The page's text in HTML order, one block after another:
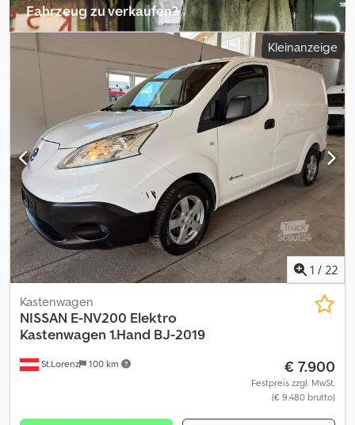
Fahrzeug zu verkaufen?
Inserat erstellen Kleinanzeige
1 / 22
St.Lorenz 100 km
Kastenwagen
NISSAN E-NV200 Elektro
Kastenwagen 1.Hand BJ-2019
€ 7.900
Festpreis zzgl. MwSt.
(€ 9.480 brutto)